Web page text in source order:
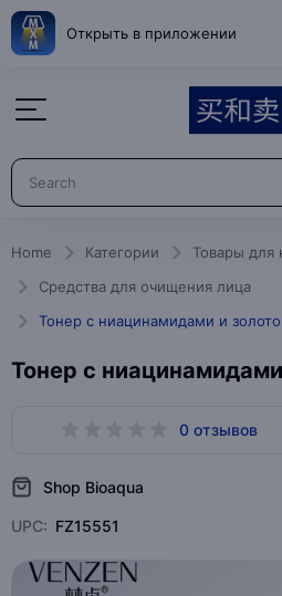
Открыть в приложении
Home Категории
Товары для
Средства для очищения лица
Тонер с ниацинамидами и
Тонер с
0 отзывов
Shop Bioaqua
UPC: FZ15551